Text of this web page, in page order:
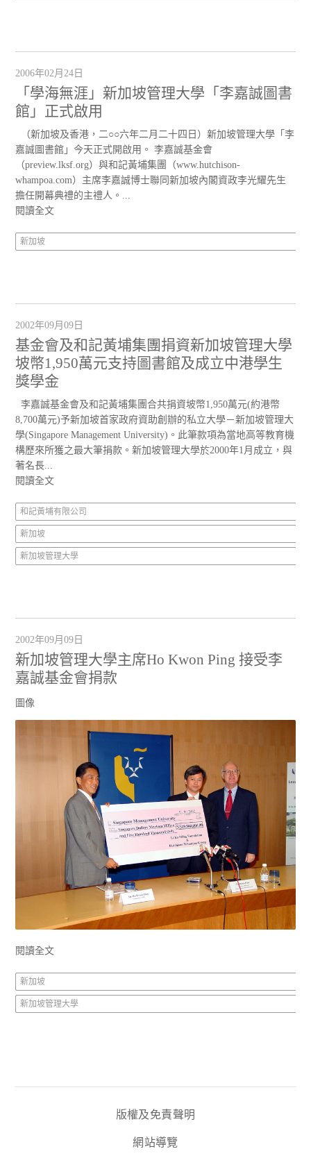
2006年02月24日
「學海無涯」新加坡管理大學「李嘉誠圖書
館」正式啟用
（新加坡及香港，二○○六年二月二十四日）新加坡管理大學「李
嘉誠圖書館」今天正式開啟用。 李嘉誠基金會
（preview.lksf.org）與和記黃埔集團（www.hutchison-
whampoa.com）主席李嘉誠博士聯同新加坡內閣資政李光耀先生
擔任開幕典禮的主禮人。...
閱讀全文
新加坡
2002年09月09日
基金會及和記黃埔集團捐資新加坡管理大學
坡幣1,950萬元支持圖書館及成立中港學生
獎學金
李嘉誠基金會及和記黃埔集團合共捐資坡幣1,950萬元(約港幣
8,700萬元)予新加坡首家政府資助創辦的私立大學－新加坡管理大
學(Singapore Management University)。此筆款項為當地高等教育機
構歷來所獲之最大筆捐款。新加坡管理大學於2000年1月成立，與
著名長...
閱讀全文
和記黃埔有限公司
新加坡
新加坡管理大學
2002年09月09日
新加坡管理大學主席Ho Kwon Ping 接受李
嘉誠基金會捐款
圖像
閱讀全文
新加坡
新加坡管理大學
版權及免責聲明
網站導覽